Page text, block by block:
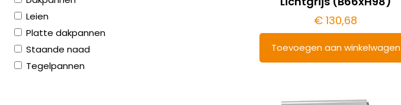
€ 130,68
Toevoegen aan winkelwagen
Leien
Platte dakpannen
Staande naad
Tegelpannen